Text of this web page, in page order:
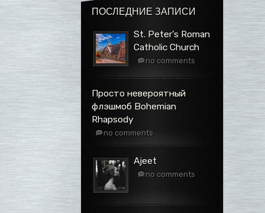
ПОСЛЕДНИЕ ЗАПИСИ
St. Peter's Roman
Catholic Church
no comments
Просто невероятный
флэшмоб Bohemian
Rhapsody
no comments
Ajeet
no comments